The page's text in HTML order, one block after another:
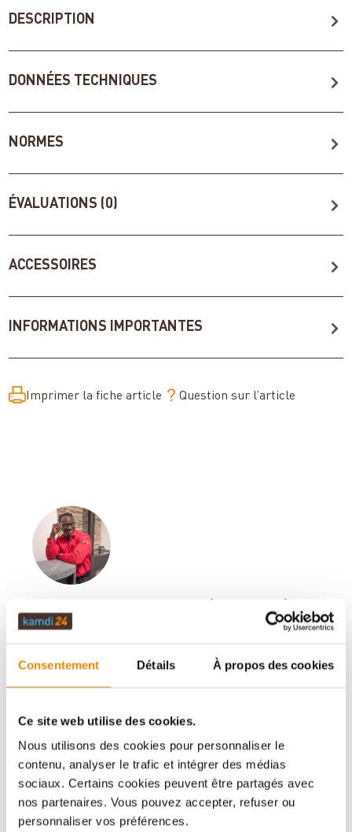
Consentement Détails À propos des cookies
Ce site web utilise des cookies.
Nous utilisons des cookies pour personnaliser le
contenu, analyser le trafic et intégrer des médias
sociaux. Certains cookies peuvent être partagés avec
nos partenaires. Vous pouvez accepter, refuser ou
personnaliser vos préférences.
DESCRIPTION
DONNÉES TECHNIQUES
NORMES
ÉVALUATIONS (0)
ACCESSOIRES
INFORMATIONS IMPORTANTES
Imprimer la fiche article Question sur l’article
Votre conseiller en matière de poêles
et de cheminées:
Aboubakar Fofana vous conseille volontiers sur le
Vous avez des questions sur nos produits? N'hésitez
E-mail :
[email protected]
Téléphone :